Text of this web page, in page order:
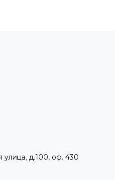
улица, д.100, оф. 430